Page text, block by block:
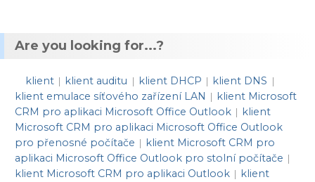
Are you looking for...?
klient | klient auditu | klient DHCP | klient DNS |
klient emulace síťového zařízení LAN | klient Microsoft
CRM pro aplikaci Microsoft Office Outlook | klient
Microsoft CRM pro aplikaci Microsoft Office Outlook
pro přenosné počítače | klient Microsoft CRM pro
aplikaci Microsoft Office Outlook pro stolní počítače |
klient Microsoft CRM pro aplikaci Outlook | klient